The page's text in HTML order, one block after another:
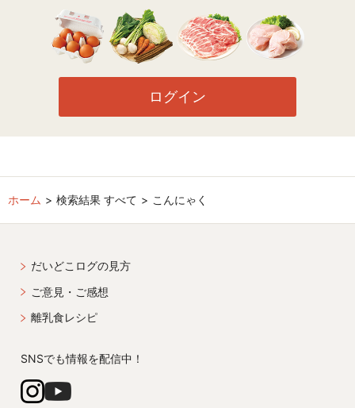
ログイン
ホーム 検索結果 すべて こんにゃく
だいどこログの見方
ご意見・ご感想
離乳食レシピ
SNSでも情報を配信中！